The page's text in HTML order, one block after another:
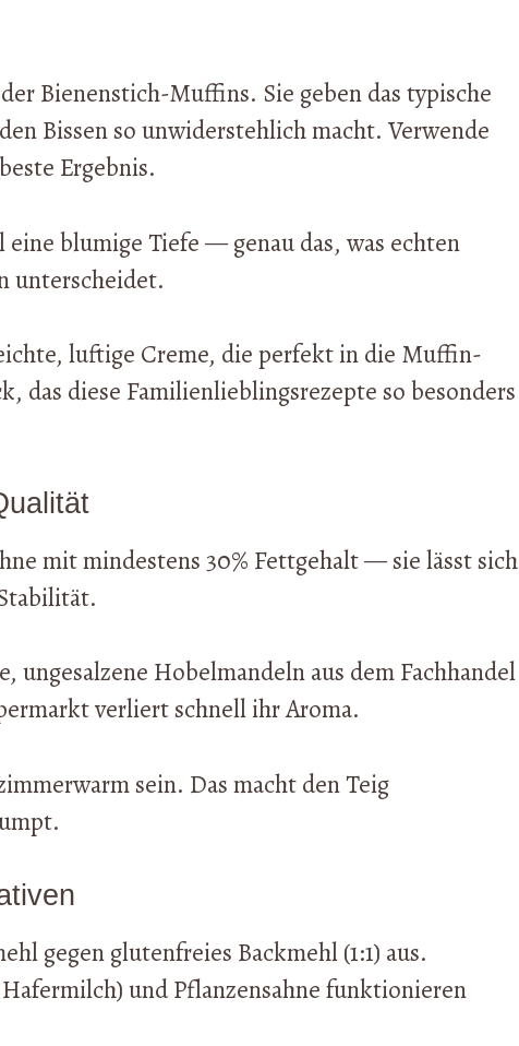
Bienenstich-Muffins. Sie geben das typische
Bissen so unwiderstehlich macht. Verwende
Ergebnis.
blumige Tiefe — genau das, was echten
unterscheidet.
luftige Creme, die perfekt in die Muffin-
das diese Familienlieblingsrezepte so besonders
mit mindestens 30% Fettgehalt — sie lässt sich
ungesalzene Hobelmandeln aus dem Fachhandel
verliert schnell ihr Aroma.
sein. Das macht den Teig
gegen glutenfreies Backmehl (1:1) aus.
und Pflanzensahne funktionieren